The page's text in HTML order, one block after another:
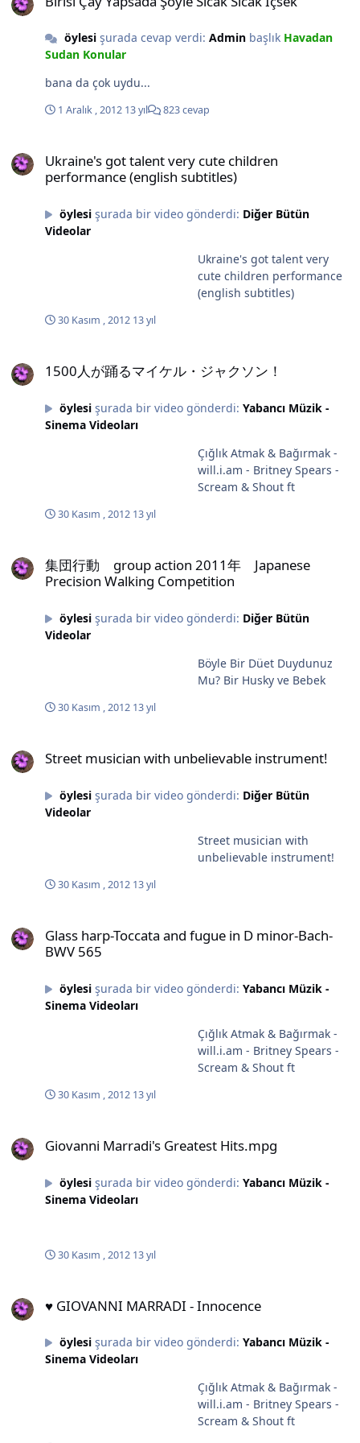
şudur: O kadar kendileriyle doludurlar ki, sizi
kadar mühimdirler ki, son kertede siz, umurlarında
değilsinizdir. Onlar ve acıları. Onlar ve kırılganlıkları.
Onlar ve sırları. Onlar ve kırık kalpleri. Onlar ve onlar.
Siz, cam fanuslarının önünde tepinmektesinizdir. O cam
kırılmaz, aşılmaz, içine nüfuz edilemez bir camdır. O
içinde oldukları iddiasıyla sizi fena halde
acıtmaktadırlar. Hiç anlaşılamadıklarını iddia ederken,
sarfetmediklerini, özenle gizlerler. Kırık kalpler
kontenjanını tamamen doldurduklarından, sizin
beklemektedir. İncelikleri, habire göğsünüzü delmeye
hazır oklardan oluşur. En mühimi, sizi ciddi olarak,
kendinizden soğuturlar. Bu hassas ve duygulu
insanların, anlar gibi oldukları tek duygu kendi
gibidir. Ne kadar çırpınsanız, bu kafeste o kadar çaresiz
kalırsınız. ‘Karışıklılık’ nedir bilmedikleri için, sizi
gereken mesele, ‘bu aşırı hassasiyetin’ değeri
kendinden menkul bir reklam kampanyası
olabileceğidir. Karşısındakine bu denli kör ve aldırışsız
hiçbir hassasiyet, gerçek olamaz. Bu olsa olsa, bir kendi
kendiyle dolu olma hali, bu nevi narsisizm, bir sahte
böylesine berbat bir temsilin sizi nasıl olup da bu denli
öylesişurada cevap verdi: Adminbaşlık Havadan
Sudan Konular
bana da çok uydu...
1 Aralık , 2012 13 yıl 823 cevap
Ukraine's got talent very cute children
performance (english subtitles)
öylesişurada bir video gönderdi: Diğer Bütün
Videolar
Ukraine's got talent very
cute children performance
(english subtitles)
30 Kasım , 2012 13 yıl
1500人が踊るマイケル・ジャクソン！
öylesişurada bir video gönderdi: Yabancı Müzik -
Sinema Videoları
Çığlık Atmak & Bağırmak -
will.i.am - Britney Spears -
Scream & Shout ft
30 Kasım , 2012 13 yıl
集団行動 group action 2011年 Japanese
Precision Walking Competition
öylesişurada bir video gönderdi: Diğer Bütün
Videolar
Böyle Bir Düet Duydunuz
Mu? Bir Husky ve Bebek
30 Kasım , 2012 13 yıl
Street musician with unbelievable instrument!
öylesişurada bir video gönderdi: Diğer Bütün
Videolar
Street musician with
unbelievable instrument!
30 Kasım , 2012 13 yıl
Glass harp-Toccata and fugue in D minor-Bach-
BWV 565
öylesişurada bir video gönderdi: Yabancı Müzik -
Sinema Videoları
Çığlık Atmak & Bağırmak -
will.i.am - Britney Spears -
Scream & Shout ft
30 Kasım , 2012 13 yıl
Giovanni Marradi's Greatest Hits.mpg
öylesişurada bir video gönderdi: Yabancı Müzik -
Sinema Videoları
30 Kasım , 2012 13 yıl
♥ GIOVANNI MARRADI - Innocence
öylesişurada bir video gönderdi: Yabancı Müzik -
Sinema Videoları
Çığlık Atmak & Bağırmak -
will.i.am - Britney Spears -
Scream & Shout ft